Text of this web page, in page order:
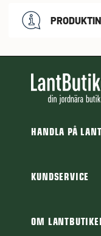
HANDLA PÅ
Frakt &
Finansiering
KUNDSERVICE
Frågor & svar
OM